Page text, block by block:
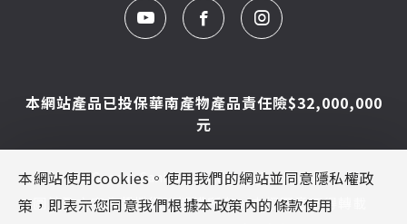
本網站產品已投保華南產物產品責任險$32,000,000
元
© Caesar Sanitar. All Rights Reserved.
圖片及文字為凱撒衛浴版權所有，未經同意不得轉載
本網站使用cookies。使用我們的網站並同意隱私權政
策，即表示您同意我們根據本政策內的條款使用